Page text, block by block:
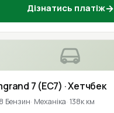
Дізнатись платіж→
7 (EC7) · Хетчбек
Бензин Механіка 138к км